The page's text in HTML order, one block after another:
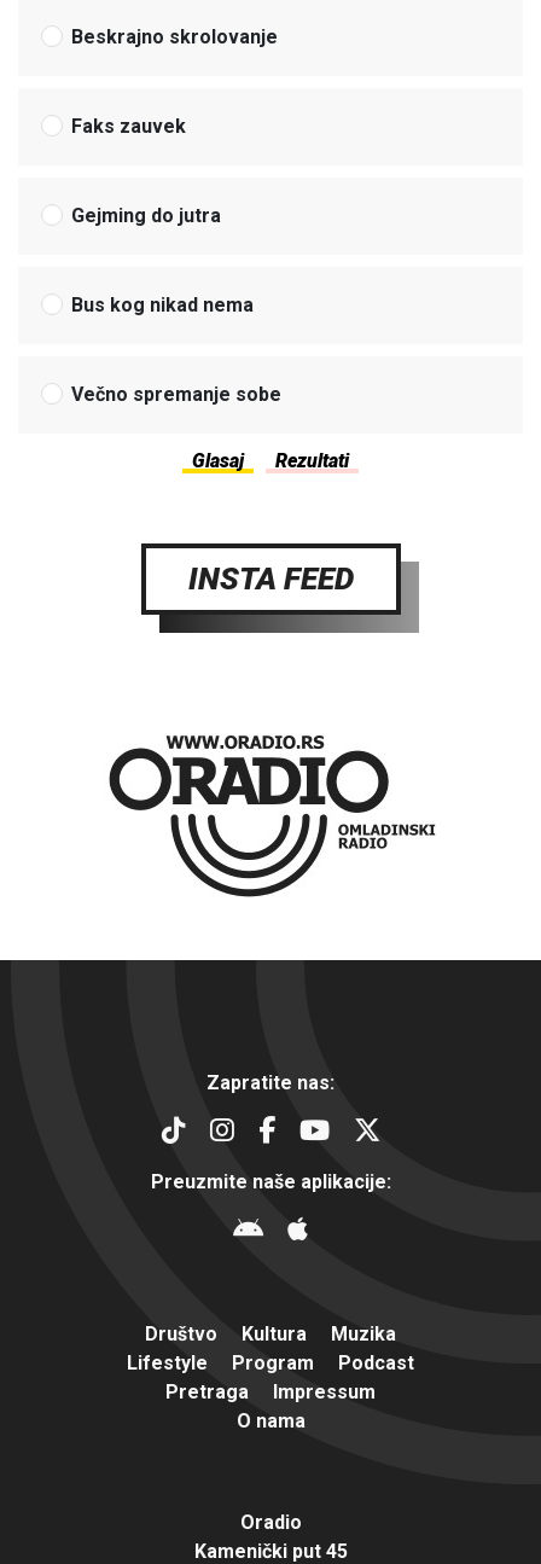
Beskrajno skrolovanje
Faks zauvek
Gejming do jutra
Bus kog nikad nema
Večno spremanje sobe
INSTA FEED
Zapratite nas:
Preuzmite naše aplikacije:
Društvo Kultura
Muzika
Lifestyle
Program
Podcast
Pretraga
Impressum
O nama
Oradio
Kamenički put 45